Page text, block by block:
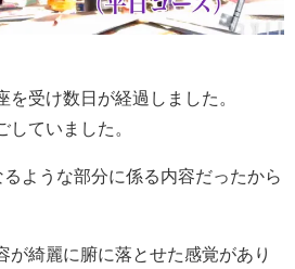
受け数日が経過しました。
していました。
るような部分に係る内容だったから
が綺麗に腑に落とせた感覚があり